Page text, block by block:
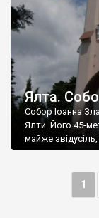
Ялта.
Собор Іоанна
Ялти. Його 45-
майже
1